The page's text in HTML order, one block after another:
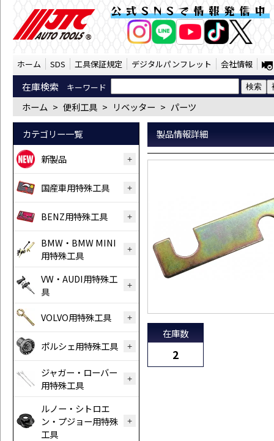
※専用スパナ（GP101-70） | JTC
公式SNSで情報発信中
ホーム SDS 工具保証規定 デジタルパンフレット 会社情報
在庫検索 キーワード
ホーム > 便利工具 > リベッター > パーツ
カテゴリー一覧
新製品
国産車用特殊工具
BENZ用特殊工具
BMW・BMW MINI
用特殊工具
VW・AUDI用特殊工
具
VOLVO用特殊工具
ポルシェ用特殊工具
ジャガー・ローバー
用特殊工具
ルノー・シトロエ
ン・プジョー用特殊
工具
製品情報詳細
在庫数
2
AI商品コンシェルジ
オンライン